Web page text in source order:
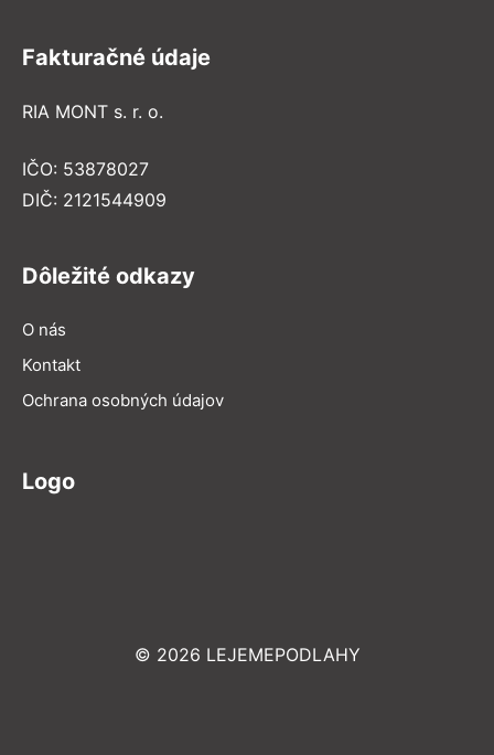
Fakturačné údaje
RIA MONT s. r. o.
IČO: 53878027
DIČ: 2121544909
Dôležité odkazy
O nás
Kontakt
Ochrana osobných údajov
Logo
© 2026 LEJEMEPODLAHY